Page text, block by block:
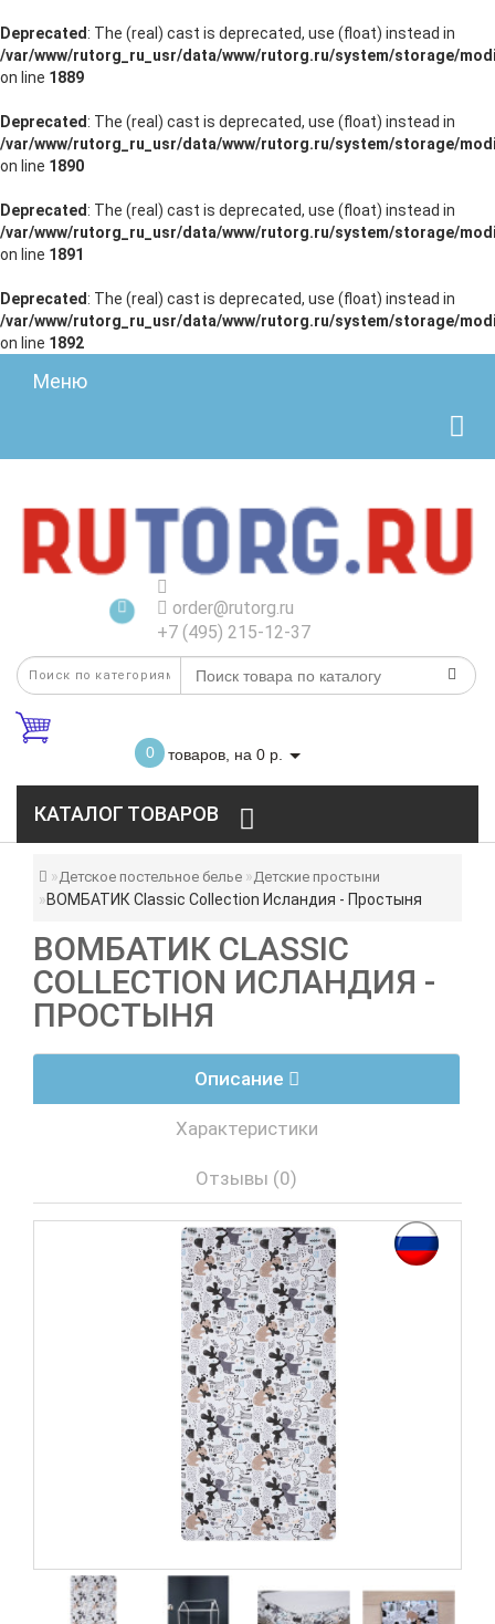
Deprecated : The (real) cast is deprecated, use (float) instead in
/var/www/rutorg_ru_usr/data/www/rutorg.ru/system/storage/
on line 1889
Deprecated : The (real) cast is deprecated, use (float) instead in
/var/www/rutorg_ru_usr/data/www/rutorg.ru/system/storage/
on line 1890
Deprecated : The (real) cast is deprecated, use (float) instead in
/var/www/rutorg_ru_usr/data/www/rutorg.ru/system/storage/
on line 1891
Deprecated : The (real) cast is deprecated, use (float) instead in
/var/www/rutorg_ru_usr/data/www/rutorg.ru/system/storage/
on line 1892
Меню
order@rutorg.ru
+7 (495) 215-12-37
0 товаров, на 0 р.
КАТАЛОГ ТОВАРОВ
Детское постельное белье Детские простыни
ВОМБАТИК Classic Collection Исландия - Простыня
ВОМБАТИК CLASSIC
COLLECTION ИСЛАНДИЯ -
ПРОСТЫНЯ
Описание
Характеристики
Отзывы (0)